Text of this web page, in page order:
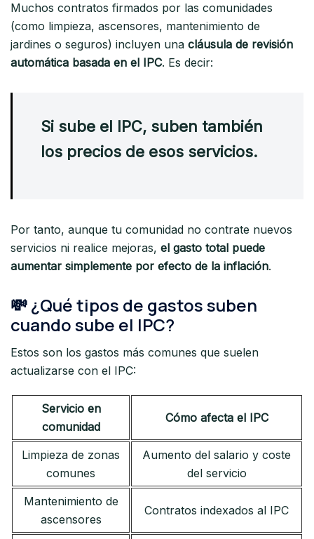
Muchos contratos firmados por las comunidades
(como limpieza, ascensores, mantenimiento de
jardines o seguros) incluyen una cláusula de revisión
automática basada en el IPC. Es decir:
Si sube el IPC, suben también
los precios de esos servicios.
Por tanto, aunque tu comunidad no contrate nuevos
servicios ni realice mejoras, el gasto total puede
aumentar simplemente por efecto de la inflación.
💸 ¿Qué tipos de gastos suben
cuando sube el IPC?
Estos son los gastos más comunes que suelen
actualizarse con el IPC:
Servicio en
comunidad
Cómo afecta el IPC
Limpieza de zonas
comunes
Aumento del salario y coste
del servicio
Mantenimiento de
ascensores
Contratos indexados al IPC